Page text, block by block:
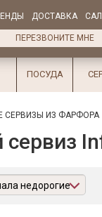
ДОСТАВКА
ПЕРЕЗВОНИТЕ МНЕ
ПОСУДА
СЕРВИЗЫ ИЗ ФАРФОРА
недорогие